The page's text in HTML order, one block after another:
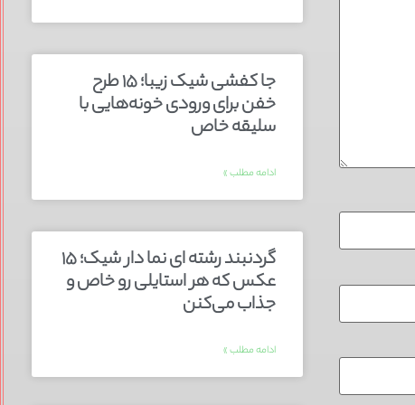
جا کفشی شیک زیبا؛ ۱۵ طرح
خفن برای ورودی خونه‌هایی با
سلیقه خاص
ادامه مطلب »
گردنبند رشته ای نما دار شیک؛ ۱۵
عکس که هر استایلی رو خاص و
جذاب می‌کنن
ادامه مطلب »